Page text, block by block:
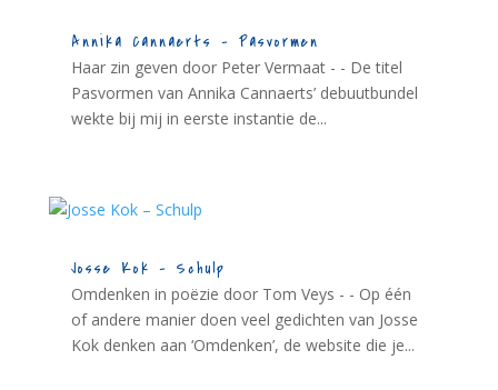
Annika Cannaerts – Pasvormen
Haar zin geven door Peter Vermaat - - De titel
Pasvormen van Annika Cannaerts’ debuutbundel
wekte bij mij in eerste instantie de...
Josse Kok – Schulp
Omdenken in poëzie door Tom Veys - - Op één
of andere manier doen veel gedichten van Josse
Kok denken aan ‘Omdenken’, de website die je...